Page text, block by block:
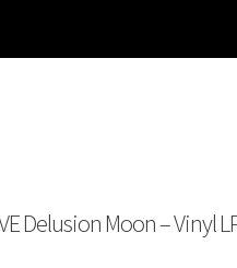
Delusion Moon – Vinyl